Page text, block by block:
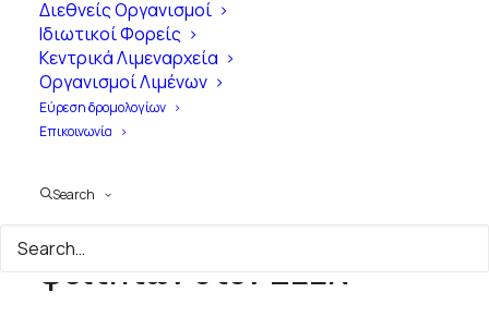
Διεθνείς Οργανισμοί
Ιδιωτικοί Φορείς
Κεντρικά Λιμεναρχεία
Οργανισμοί Λιμένων
Εύρεση δρομολογίων
Επικοινωνία
Search
Εκπαιδευτική επίσκεψη
φοιτητών στον ΣΕΕΝ